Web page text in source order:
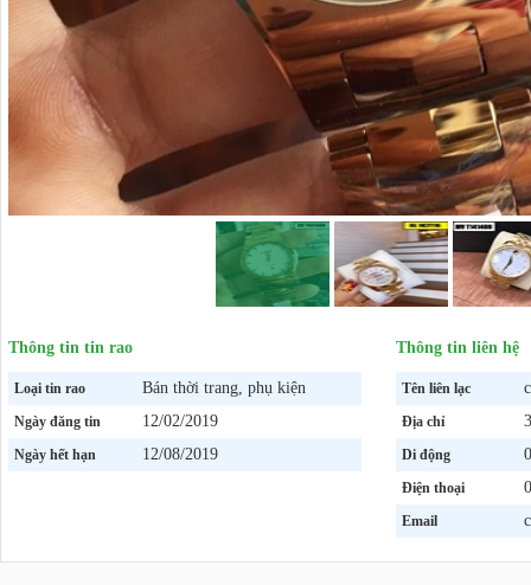
Thông tin tin rao
Loại tin rao Bán thời trang, phụ kiện
Ngày đăng tin 12/02/2019
Ngày hết hạn 12/08/2019
Thông tin liên hệ
Tên liên lạc
Địa chỉ
Di động
Điện thoại
Email